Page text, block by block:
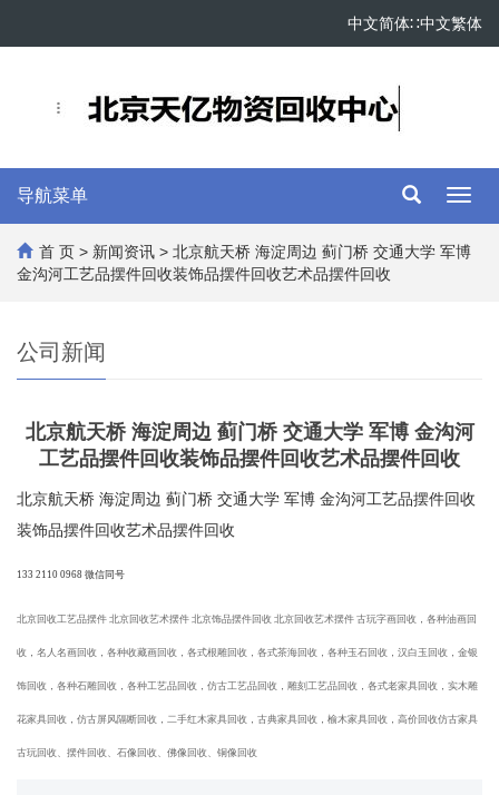
中文繁体
∷
中文简体
导航菜单
首 页 > 新闻资讯 > 北京航天桥 海淀周边 蓟门桥 交通大学 军博
金沟河工艺品摆件回收装饰品摆件回收艺术品摆件回收
公司新闻
北京航天桥 海淀周边 蓟门桥 交通大学 军博 金沟河
工艺品摆件回收装饰品摆件回收艺术品摆件回收
北京航天桥 海淀周边 蓟门桥 交通大学 军博 金沟河工艺品摆件回收
装饰品摆件回收艺术品摆件回收
133 2110 0968 微信同号
北京回收工‌‌艺品摆件 北京回收艺术摆件 北京饰品摆件回收 北京回收艺术摆件 古玩字画回收，各种油画回
收，名人名画回收，各种收藏画回收，各式根雕回收，各式茶海回收，各种玉石回收，汉白玉回收，金银
饰回收，各种石雕回收，各种工艺品回收，仿古工艺品回收，雕刻工艺品回收，各式老家具回收，实木雕
花家具回收，仿古屏风隔断回收，二手红木家具回收，古典家具回收，榆木家具回收，高价回收仿古家具
古玩回收、摆件回收、石像回收、佛像回收、铜像回收